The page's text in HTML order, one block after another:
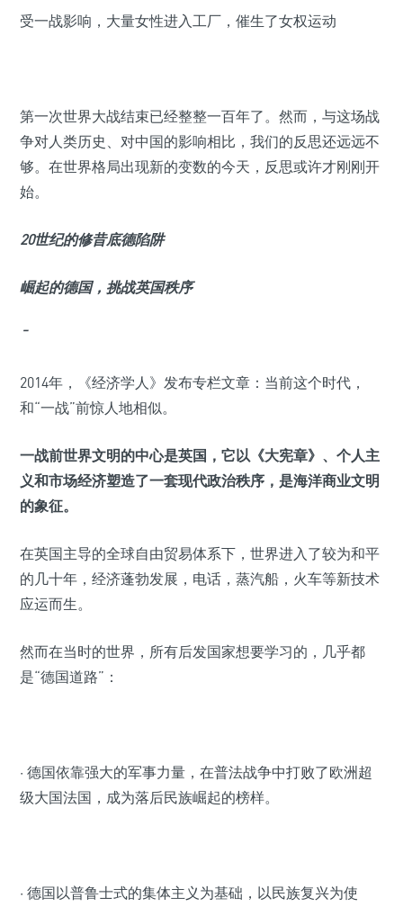
受一战影响，大量女性进入工厂，催生了女权运动
第一次世界大战结束已经整整一百年了。然而，与这场战
争对人类历史、对中国的影响相比，我们的反思还远远不
够。在世界格局出现新的变数的今天，反思或许才刚刚开
始。
20世纪的修昔底德陷阱
崛起的德国，挑战英国秩序
¯
2014年，《经济学人》发布专栏文章：当前这个时代，
和“一战”前惊人地相似。
一战前世界文明的中心是英国，它以《大宪章》、个人主
义和市场经济塑造了一套现代政治秩序，是海洋商业文明
的象征。
在英国主导的全球自由贸易体系下，世界进入了较为和平
的几十年，经济蓬勃发展，电话，蒸汽船，火车等新技术
应运而生。
然而在当时的世界，所有后发国家想要学习的，几乎都
是“德国道路”：
· 德国依靠强大的军事力量，在普法战争中打败了欧洲超
级大国法国，成为落后民族崛起的榜样。
· 德国以普鲁士式的集体主义为基础，以民族复兴为使